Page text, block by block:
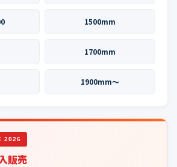
1500mm
1700mm
1900mm〜
2026
販売